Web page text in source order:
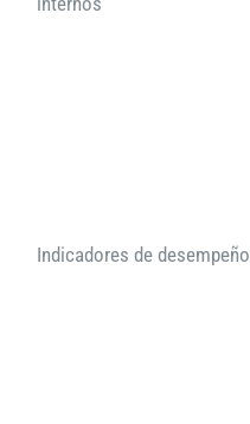
Indicadores de desempeño